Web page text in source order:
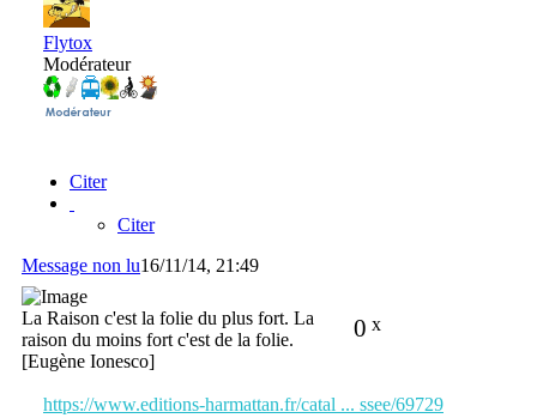
Flytox
Modérateur
Citer
Citer
Message non lu16/11/14, 21:49
0 x
La Raison c'est la folie du plus fort. La
raison du moins fort c'est de la folie.
[Eugène Ionesco]
https://www.editions-harmattan.fr/catal ... ssee/69729